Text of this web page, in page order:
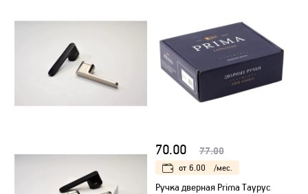
70.00 77.00
от 6.00 /мес.
Ручка дверная Prima Таурус